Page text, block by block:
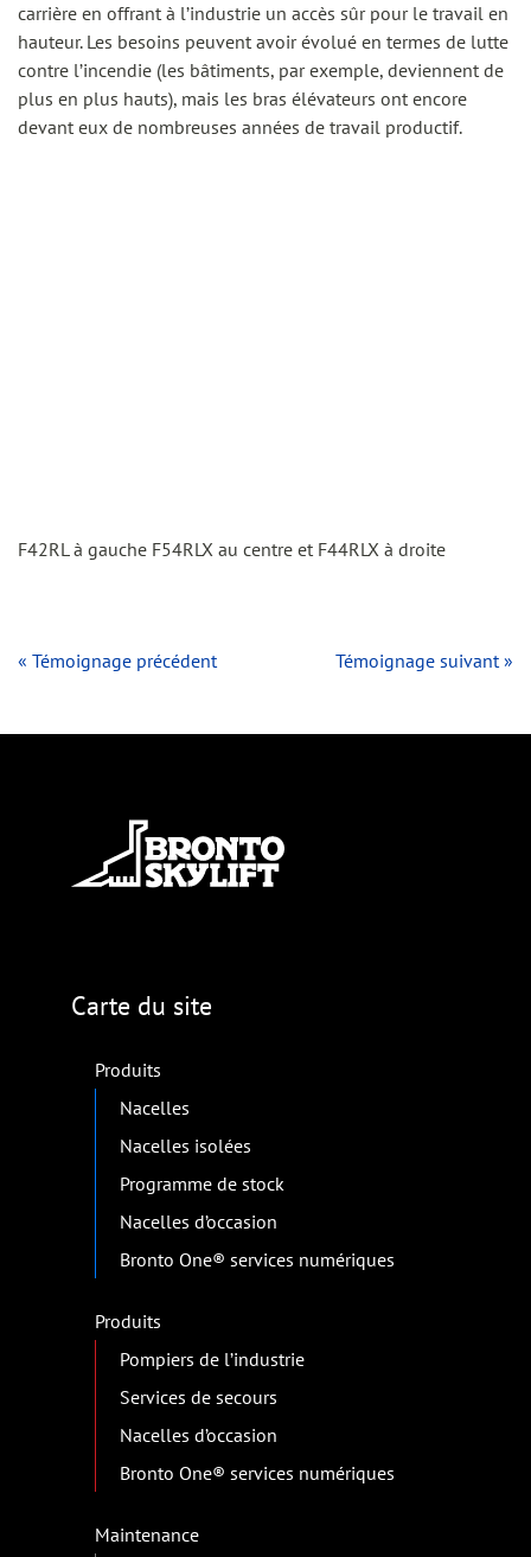
carrière en offrant à l’industrie un accès sûr pour le travail en
hauteur. Les besoins peuvent avoir évolué en termes de lutte
contre l’incendie (les bâtiments, par exemple, deviennent de
plus en plus hauts), mais les bras élévateurs ont encore
devant eux de nombreuses années de travail productif.
F42RL à gauche F54RLX au centre et F44RLX à droite
« Témoignage précédent Témoignage suivant »
Carte du site
Produits
Nacelles
Nacelles isolées
Programme de stock
Nacelles d’occasion
Bronto One® services numériques
Produits
Pompiers de l’industrie
Services de secours
Nacelles d’occasion
Bronto One® services numériques
Maintenance